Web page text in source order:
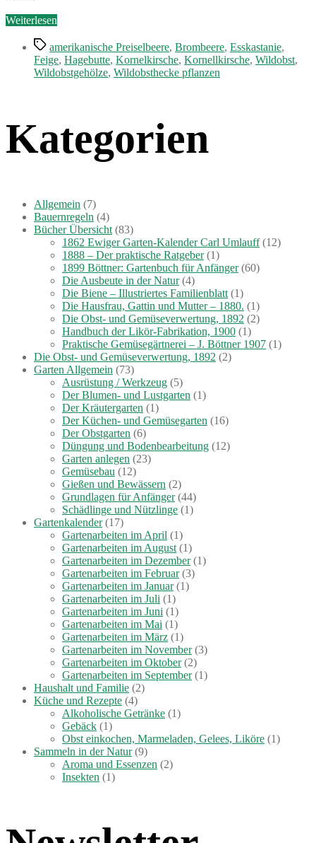
Weiterlesen
Allerlei
andere
Obst-
Schlagwörter
amerikanische Preiselbeere, Brombeere, Esskastanie,
Feige, Hagebutte, Kornelkirsche, Kornellkirsche, Wildobst,
Wildobstgehölze, Wildobsthecke pflanzen
Kategorien
Allgemein (7)
Bauernregeln (4)
Bücher Übersicht (83)
1862 Ewiger Garten-Kalender Carl Umlauff(12)
1888 – Der praktische Ratgeber(1)
1899 Böttner: Gartenbuch für Anfänger(60)
Die Ausbeute in der Natur(4)
Die Biene – Illustriertes Familienblatt (1)
Die Hausfrau, Gattin und Mutter – 1880. (1)
Die Obst- und Gemüseverwertung, 1892 (2)
Handbuch der Likör-Fabrikation, 1900 (1)
Praktische Gemüsegärtnerei – J. Böttner 1907 (1)
Die Obst- und Gemüseverwertung, 1892 (2)
Garten Allgemein (73)
Ausrüstung / Werkzeug (5)
Der Blumen- und Lustgarten (1)
Der Kräutergarten (1)
Der Küchen- und Gemüsegarten (16)
Der Obstgarten (6)
Düngung und Bodenbearbeitung (12)
Garten anlegen (23)
Gemüsebau (12)
Gießen und Bewässern (2)
Grundlagen für Anfänger(44)
Schädlinge und Nützlinge (1)
Gartenkalender(17)
Gartenarbeiten im April (1)
Gartenarbeiten im August (1)
Gartenarbeiten im Dezember(1)
Gartenarbeiten im Februar(3)
Gartenarbeiten im Januar(1)
Gartenarbeiten im Juli (1)
Gartenarbeiten im Juni (1)
Gartenarbeiten im Mai (1)
Gartenarbeiten im März (1)
Gartenarbeiten im November(3)
Gartenarbeiten im Oktober(2)
Gartenarbeiten im September(1)
Haushalt und Familie (2)
Küche und Rezepte (4)
Alkoholische Getränke (1)
Gebäck (1)
Obst einkochen, Marmeladen, Gelees, Liköre (1)
Sammeln in der Natur(9)
Aroma und Essenzen (2)
Insekten (1)